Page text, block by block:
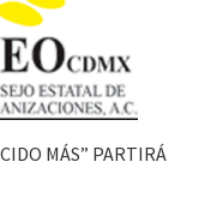
MÁS” PARTIRÁ